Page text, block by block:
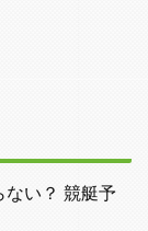
ない？ 競艇予